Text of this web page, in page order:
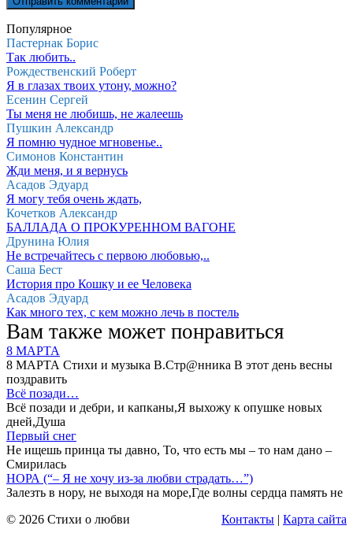
Популярное
Пастернак Борис
Так любить..
Рождественский Роберт
Я в глазах твоих утону, можно?
Есенин Сергей
Ты меня не любишь, не жалеешь
Пушкин Александр
Я помню чудное мгновенье..
Симонов Константин
Жди меня, и я вернусь
Асадов Эдуард
Я могу тебя очень ждать,
Кочетков Александр
БАЛЛАДА О ПРОКУРЕННОМ ВАГОНЕ
Друнина Юлия
Не встречайтесь с первою любовью,..
Саша Бест
История про Кошку и ее Человека
Асадов Эдуард
Как много тех, с кем можно лечь в постель
Вам также может понравиться
8 МАРТА
8 МАРТА Стихи и музыка В.Стр@нника В этот день весны
поздравить
Всё позади…
Всё позади и дебри, и капканы,Я выхожу к опушке новых
дней,Душа
Первый снег
Не ищешь принца ты давно, То, что есть мы – то нам дано –
Смирилась
НОРА (“– Я не хочу из-за любви страдать…”)
Залезть в нору, не выходя на море,Где волны сердца память не
© 2026 Стихи о любви
Контакты | Карта сайта